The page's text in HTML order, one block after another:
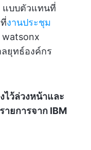
แบบตัวแทนที่
งานประชุม
ยุทธ์องค์กร
ไว้ล่วงหน้าและ
ยการจาก IBM